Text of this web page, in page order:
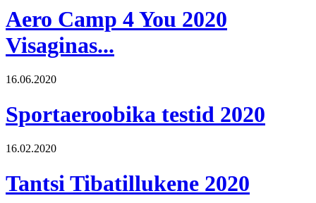
Aero Camp 4 You 2020
Visaginas...
16.06.2020
Sportaeroobika testid 2020
16.02.2020
Tantsi Tibatillukene 2020